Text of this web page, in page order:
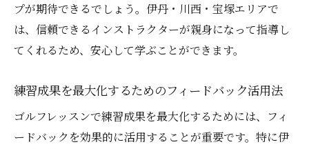
プが期待できるでしょう。伊丹・川西・宝塚エリアで
は、信頼できるインストラクターが親身になって指導し
てくれるため、安心して学ぶことができます。
練習成果を最大化するためのフィードバック活用法
ゴルフレッスンで練習成果を最大化するためには、フィ
ードバックを効果的に活用することが重要です。特に伊